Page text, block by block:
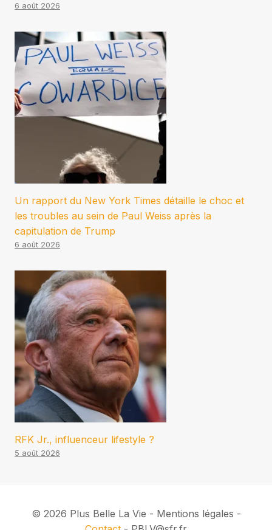
6 août 2026
Un rapport du New York Times détaille le choc et
les troubles au sein de Paul Weiss après la
capitulation de Trump
6 août 2026
RFK Jr., influenceur lifestyle ?
5 août 2026
© 2026 Plus Belle La Vie - Mentions légales -